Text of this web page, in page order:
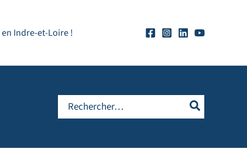
Indre-et-Loire !
Rechercher: